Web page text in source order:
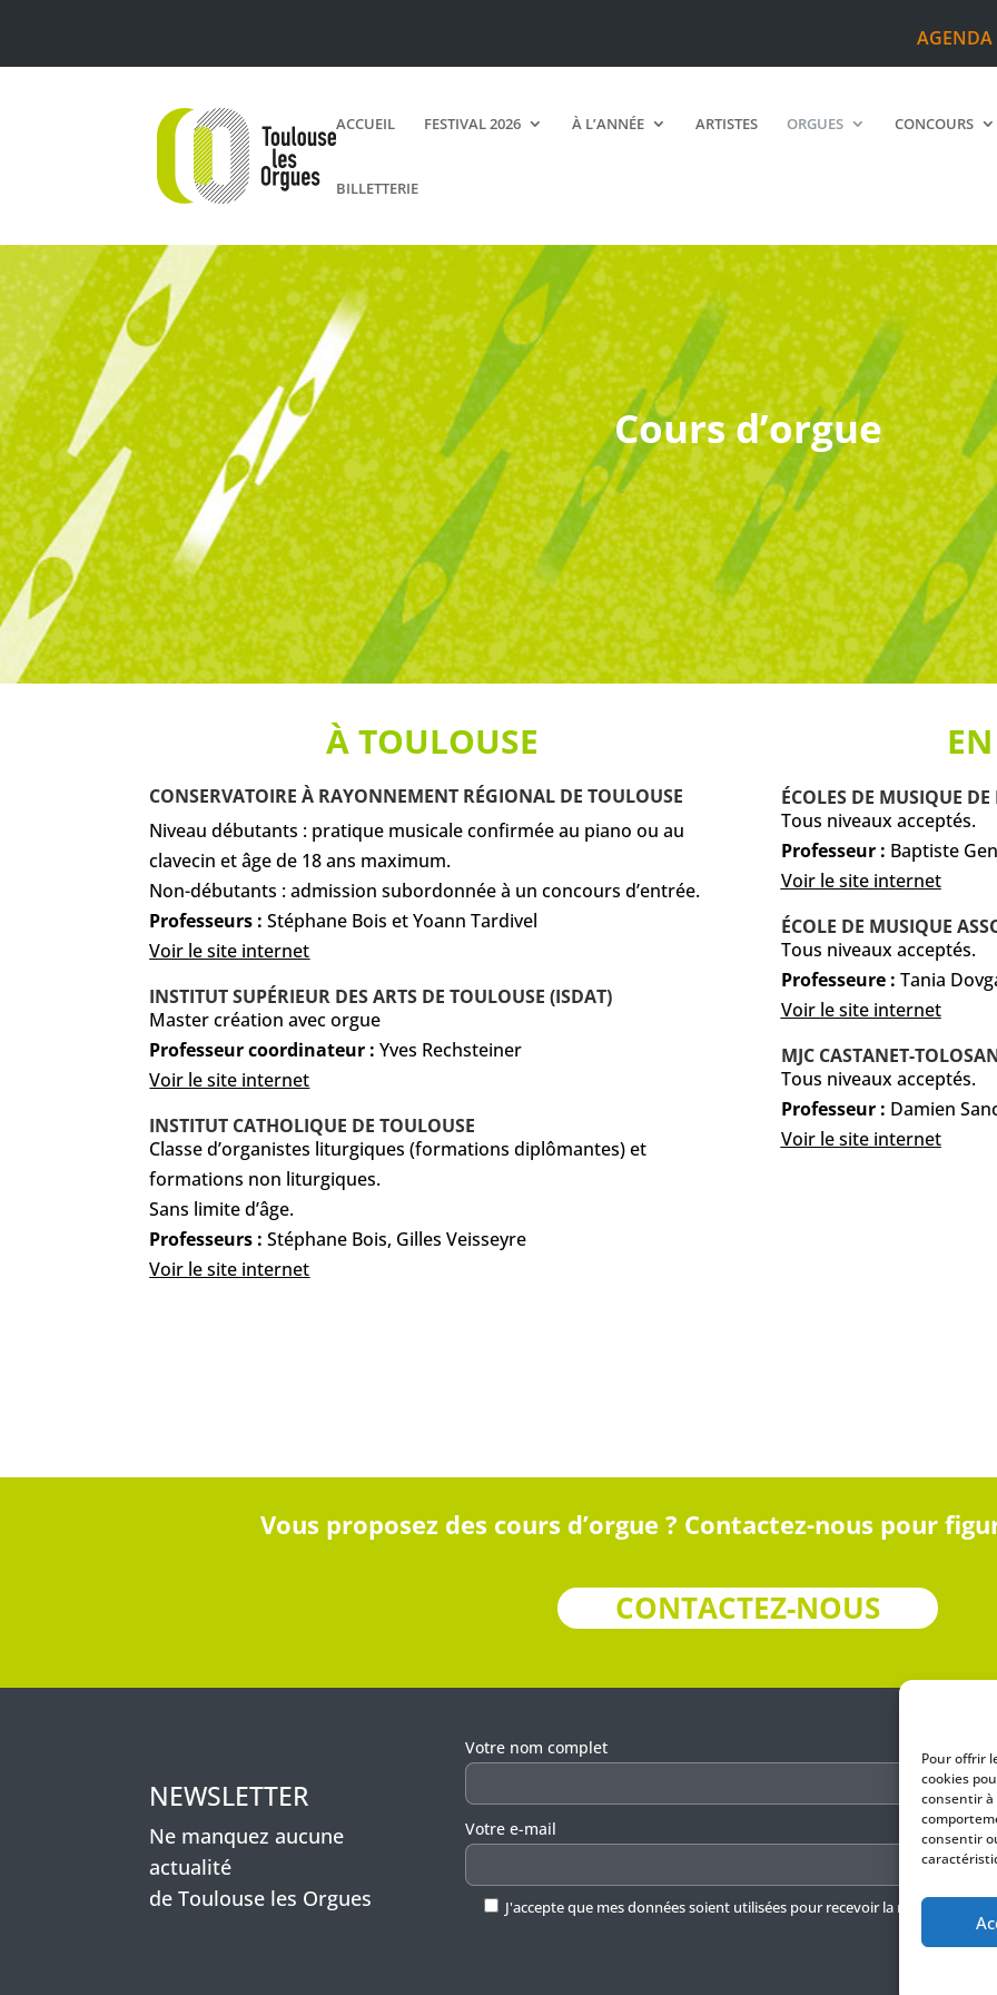
Pour offrir
cookies
consentir à
consentir
AGENDA
ACCUEIL FESTIVAL 2026 À L’ANNÉE ARTISTES ORGUES CONCOURS
BILLETTERIE
Cours d’orgue
À TOULOUSE
CONSERVATOIRE À RAYONNEMENT RÉGIONAL DE TOULOUSE
Niveau débutants : pratique musicale confirmée au piano ou au
clavecin et âge de 18 ans maximum.
Non-débutants : admission subordonnée à un concours d’entrée.
Professeurs : Stéphane Bois et Yoann Tardivel
Voir le site internet
INSTITUT SUPÉRIEUR DES ARTS DE TOULOUSE (ISDAT)
Master création avec orgue
Professeur coordinateur : Yves Rechsteiner
Voir le site internet
INSTITUT CATHOLIQUE DE TOULOUSE
Classe d’organistes liturgiques (formations diplômantes) et
formations non liturgiques.
Sans limite d’âge.
Professeurs : Stéphane Bois, Gilles Veisseyre
Voir le site internet
ÉCOLES DE MUSIQUE
Tous niveaux acceptés.
Professeur : Baptiste
Voir le site internet
ÉCOLE DE MUSIQUE
Tous niveaux acceptés.
Professeure : Tania
Voir le site internet
MJC CASTANET-
Tous niveaux acceptés.
Professeur : Damien
Voir le site internet
Vous proposez des cours d’orgue ? Contactez-nous pour
CONTACTEZ-NOUS
NEWSLETTER
Ne manquez aucune
actualité
de Toulouse les Orgues
Veuillez laisser ce champ vide.
Votre nom complet
Votre e-mail
J'accepte que mes données soient utilisées pour recevoir la newsletter.